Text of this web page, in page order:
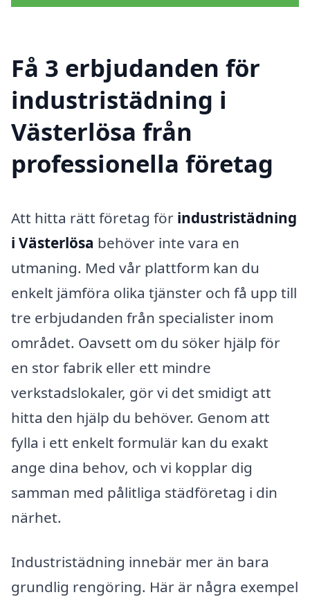
Få 3 erbjudanden för
industristädning i
Västerlösa från
professionella företag
Att hitta rätt företag för industristädning
i Västerlösa behöver inte vara en
utmaning. Med vår plattform kan du
enkelt jämföra olika tjänster och få upp till
tre erbjudanden från specialister inom
området. Oavsett om du söker hjälp för
en stor fabrik eller ett mindre
verkstadslokaler, gör vi det smidigt att
hitta den hjälp du behöver. Genom att
fylla i ett enkelt formulär kan du exakt
ange dina behov, och vi kopplar dig
samman med pålitliga städföretag i din
närhet.
Industristädning innebär mer än bara
grundlig rengöring. Här är några exempel